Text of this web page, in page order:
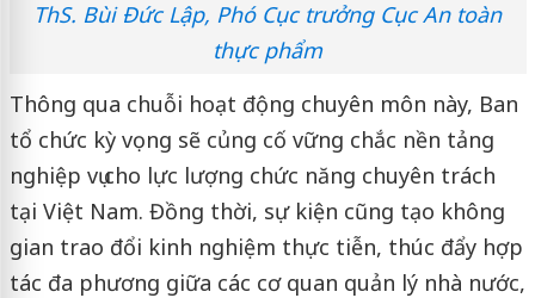
ThS. Bùi Đức Lập, Phó Cục trưởng Cục An toàn
thực phẩm
Thông qua chuỗi hoạt động chuyên môn này, Ban
tổ chức kỳ vọng sẽ củng cố vững chắc nền tảng
nghiệp vụ cho lực lượng chức năng chuyên trách
tại Việt Nam. Đồng thời, sự kiện cũng tạo không
gian trao đổi kinh nghiệm thực tiễn, thúc đẩy hợp
tác đa phương giữa các cơ quan quản lý nhà nước,